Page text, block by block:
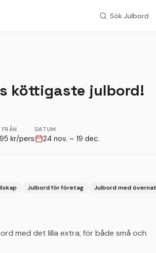
Sök Julbord
köttigaste julbord!
FRÅN
kr/pers
DATUM
24 nov. – 19 dec.
Julbord för företag Julbord med
med det lilla extra, för både små och